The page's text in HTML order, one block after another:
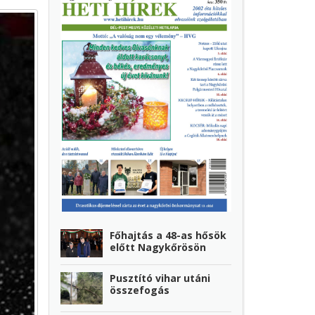
Főhajtás a 48-as hősök
előtt Nagykőrösön
Pusztító vihar utáni
összefogás